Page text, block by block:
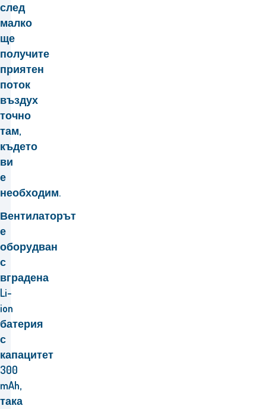
след
малко
ще
получите
приятен
поток
въздух
точно
там,
където
ви
е
необходим.
Вентилаторът
е
оборудван
с
вградена
Li-
ion
батерия
с
капацитет
300
mAh,
така